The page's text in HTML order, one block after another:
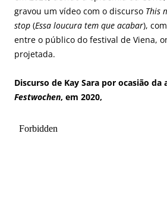
gravou um vídeo com o discurso This
stop (Essa loucura tem que acabar),
entre o público do festival de Viena,
projetada.
Discurso de Kay Sara por ocasião da
Festwochen, em 2020,